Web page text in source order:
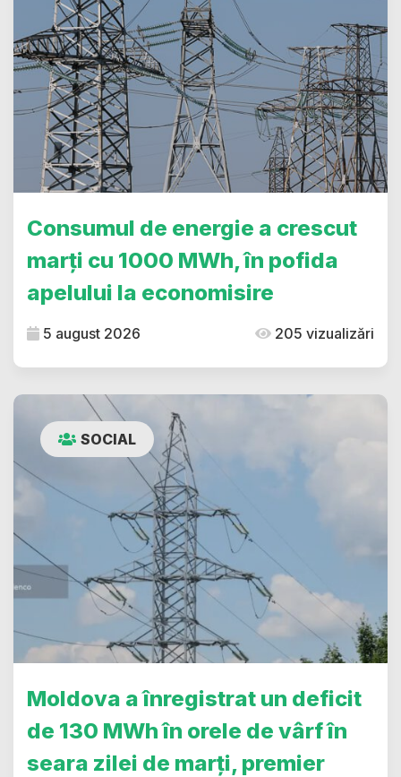
Consumul de energie a crescut
marți cu 1000 MWh, în pofida
apelului la economisire
5 august 2026 205 vizualizări
SOCIAL
Moldova a înregistrat un deficit
de 130 MWh în orele de vârf în
seara zilei de marți, premier